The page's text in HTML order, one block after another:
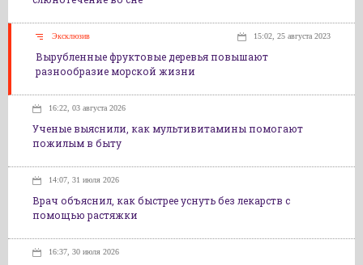
Эксклюзив 15:02, 25 августа 2023
Вырубленные фруктовые деревья повышают
разнообразие морской жизни
16:22, 03 августа 2026
Ученые выяснили, как мультивитамины помогают
пожилым в быту
14:07, 31 июля 2026
Врач объяснил, как быстрее уснуть без лекарств с
помощью растяжки
16:37, 30 июля 2026